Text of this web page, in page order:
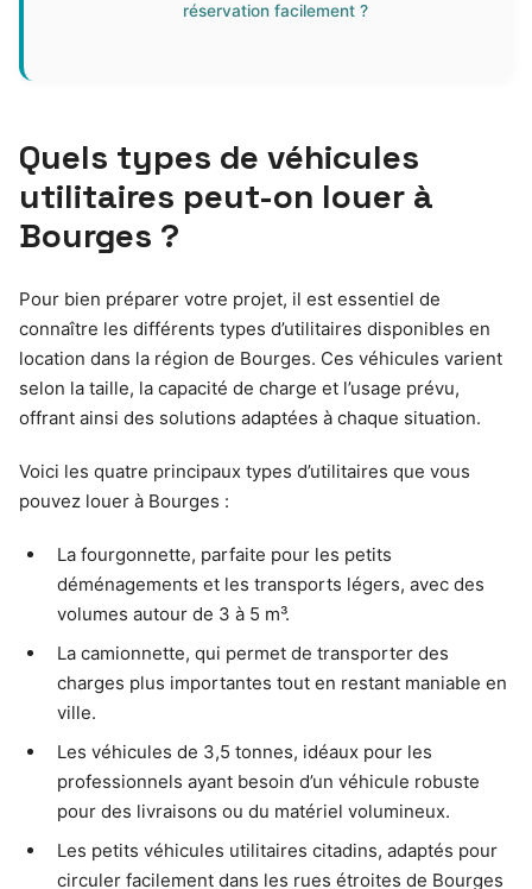
réservation facilement ?
Quels types de véhicules
utilitaires peut-on louer à
Bourges ?
Pour bien préparer votre projet, il est essentiel de
connaître les différents types d’utilitaires disponibles en
location dans la région de Bourges. Ces véhicules varient
selon la taille, la capacité de charge et l’usage prévu,
offrant ainsi des solutions adaptées à chaque situation.
Voici les quatre principaux types d’utilitaires que vous
pouvez louer à Bourges :
La fourgonnette, parfaite pour les petits
déménagements et les transports légers, avec des
volumes autour de 3 à 5 m³.
La camionnette, qui permet de transporter des
charges plus importantes tout en restant maniable en
ville.
Les véhicules de 3,5 tonnes, idéaux pour les
professionnels ayant besoin d’un véhicule robuste
pour des livraisons ou du matériel volumineux.
Les petits véhicules utilitaires citadins, adaptés pour
circuler facilement dans les rues étroites de Bourges